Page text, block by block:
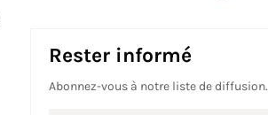
Rester informé
Abonnez-vous à notre liste de diffusion.